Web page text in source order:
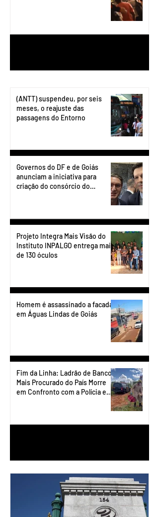
(ANTT) suspendeu, por seis
meses, o reajuste das
passagens do Entorno
Governos do DF e de Goiás
anunciam a iniciativa para
criação do consórcio do
Projeto Integra Mais Visão do
Instituto INPALGO entrega mais
de 130 óculos
Homem é assassinado a facadas
em Águas Lindas de Goiás
Fim da Linha: Ladrão de Banco
Mais Procurado do País Morre
em Confronto com a Polícia em